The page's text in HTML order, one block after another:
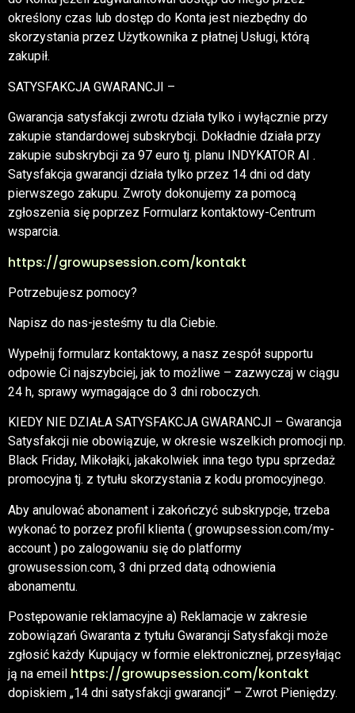
określony czas lub dostęp do Konta jest niezbędny do
skorzystania przez Użytkownika z płatnej Usługi, którą
zakupił.
SATYSFAKCJA GWARANCJI –
Gwarancja satysfakcji zwrotu działa tylko i wyłącznie przy
zakupie standardowej subskrybcji. Dokładnie działa przy
zakupie subskrybcji za 97 euro tj. planu INDYKATOR AI .
Satysfakcja gwarancji działa tylko przez 14 dni od daty
pierwszego zakupu. Zwroty dokonujemy za pomocą
zgłoszenia się poprzez Formularz kontaktowy-Centrum
wsparcia.
https://growupsession.com/kontakt
Potrzebujesz pomocy?
Napisz do nas-jesteśmy tu dla Ciebie.
Wypełnij formularz kontaktowy, a nasz zespół supportu
odpowie Ci najszybciej, jak to możliwe – zazwyczaj w ciągu
24 h, sprawy wymagające do 3 dni roboczych.
KIEDY NIE DZIAŁA SATYSFAKCJA GWARANCJI – Gwarancja
Satysfakcji nie obowiązuje, w okresie wszelkich promocji np.
Black Friday, Mikołajki, jakakolwiek inna tego typu sprzedaż
promocyjna tj. z tytułu skorzystania z kodu promocyjnego.
Aby anulować abonament i zakończyć subskrypcje, trzeba
wykonać to porzez profil klienta ( growupsession.com/my-
account ) po zalogowaniu się do platformy
growusession.com, 3 dni przed datą odnowienia
abonamentu.
Postępowanie reklamacyjne a) Reklamacje w zakresie
zobowiązań Gwaranta z tytułu Gwarancji Satysfakcji może
zgłosić każdy Kupujący w formie elektronicznej, przesyłając
ją na emeil https://growupsession.com/kontakt
dopiskiem „14 dni satysfakcji gwarancji” – Zwrot Pieniędzy.